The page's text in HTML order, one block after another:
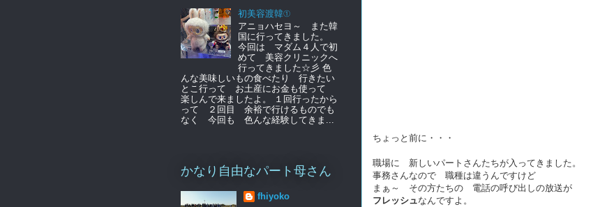
ちょっと前に・・・
職場に 新しいパートさんたちが入ってきました。
事務さんなので 職種は違うんですけど
まぁ～ その方たちの 電話の呼び出しの放送が
フレッシュなんですよ。
初美容渡韓①
アニョハセヨ～ また韓
国に行ってきました。
今回は マダム４人で初
めて 美容クリニックへ
行ってきました☆彡 色
んな美味しいもの食べたり 行きたい
とこ行って お土産にお金も使って
楽しんで来ましたよ。 １回行ったから
って ２回目 余裕で行けるものでも
なく 今回も 色んな経験してきま...
かなり自由なパート母さん
fhiyoko